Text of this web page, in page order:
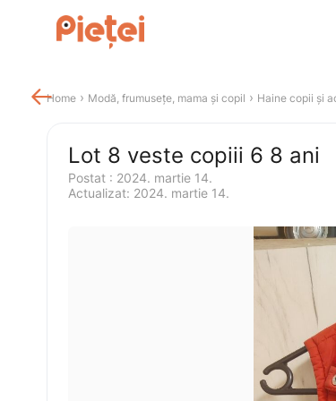
Home › Modă, frumusețe, mama și copil › Haine copii și
Lot 8 veste copiii 6 8 ani
Postat : 2024. martie 14.
Actualizat: 2024. martie 14.